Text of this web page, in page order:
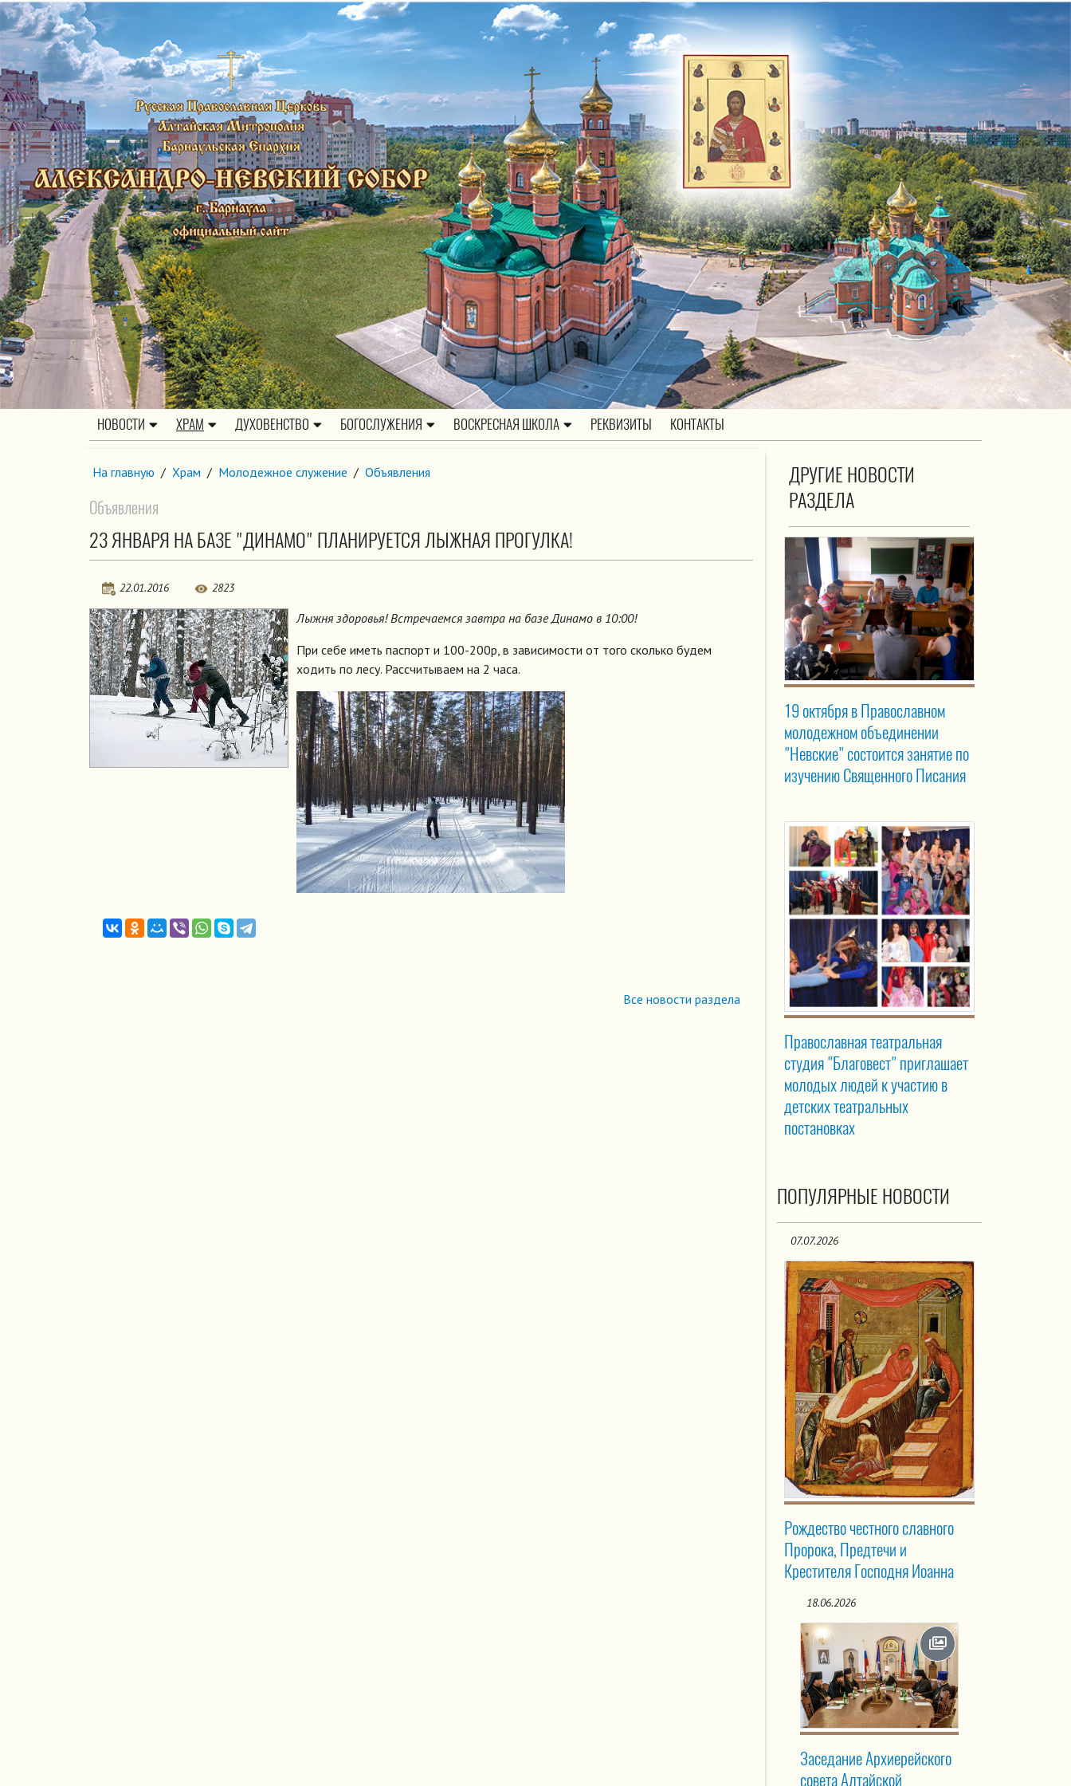
НОВОСТИ ХРАМ ДУХОВЕНСТВО БОГОСЛУЖЕНИЯ ВОСКРЕСНАЯ ШКОЛА РЕКВИЗИТЫ КОНТАКТЫ
На главную / Храм / Молодежное служение / Объявления
Объявления
23 ЯНВАРЯ НА БАЗЕ "ДИНАМО" ПЛАНИРУЕТСЯ ЛЫЖНАЯ ПРОГУЛКА!
22.01.2016 2823
Лыжня здоровья! Встречаемся завтра на базе Динамо в 10:00!
При себе иметь паспорт и 100-200р, в зависимости от того сколько будем
ходить по лесу. Рассчитываем на 2 часа.
Все новости раздела
ДРУГИЕ НОВОСТИ
РАЗДЕЛА
19 октября в Православном
молодежном объединении
"Невские" состоится занятие по
изучению Священного Писания
Православная театральная
студия "Благовест" приглашает
молодых людей к участию в
детских театральных
постановках
ПОПУЛЯРНЫЕ НОВОСТИ
07.07.2026
Рождество честного славного
Пророка, Предтечи и
Крестителя Господня Иоанна
18.06.2026
Заседание Архиерейского
совета Алтайской